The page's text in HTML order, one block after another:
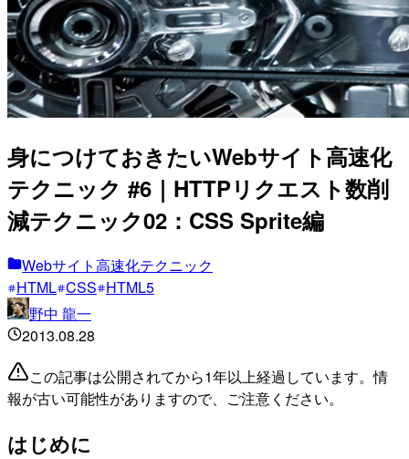
身につけておきたいWebサイト高速化
テクニック #6｜HTTPリクエスト数削
減テクニック02：CSS Sprite編
Webサイト高速化テクニック
HTML CSS HTML5
野中 龍一
2013.08.28
この記事は公開されてから1年以上経過しています。情
報が古い可能性がありますので、ご注意ください。
はじめに